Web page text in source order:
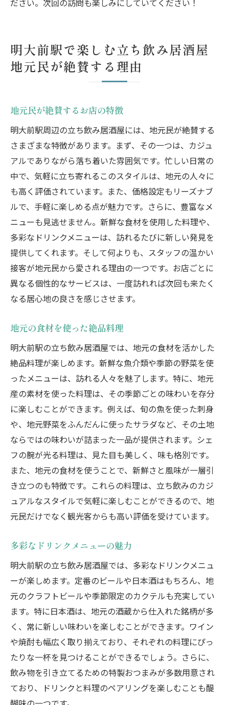
ださい。次回の訪問も楽しみにしていてください！
明大前駅で楽しむ立ち飲み居酒屋
地元民が絶賛する理由
地元民が絶賛するお店の特徴
明大前駅周辺の立ち飲み居酒屋には、地元民が絶賛する
さまざまな特徴があります。まず、その一つは、カジュ
アルでありながら落ち着いた雰囲気です。忙しい日常の
中で、気軽に立ち寄れるこのスタイルは、地元の人々に
も高く評価されています。また、価格設定もリーズナブ
ルで、手軽に楽しめる点が魅力です。さらに、豊富なメ
ニューも見逃せません。新鮮な食材を使用した料理や、
多彩なドリンクメニューは、訪れるたびに新しい発見を
提供してくれます。そして何よりも、スタッフの温かい
接客が地元民から愛される理由の一つです。お店ごとに
異なる個性的なサービスは、一度訪れれば次回も来たく
なる居心地の良さを感じさせます。
地元の食材を使った絶品料理
明大前駅の立ち飲み居酒屋では、地元の食材を活かした
絶品料理が楽しめます。新鮮な魚介類や季節の野菜を使
ったメニューは、訪れる人々を魅了します。特に、地元
産の素材を使った料理は、その季節ごとの味わいを存分
に楽しむことができます。例えば、旬の魚を使った刺身
や、地元野菜をふんだんに使ったサラダなど、その土地
ならではの味わいが詰まった一品が提供されます。シェ
フの腕が光る料理は、見た目も美しく、味も格別です。
また、地元の食材を使うことで、新鮮さと風味が一層引
き立つのも特徴です。これらの料理は、立ち飲みのカジ
ュアルなスタイルで気軽に楽しむことができるので、地
元民だけでなく観光客からも高い評価を受けています。
多彩なドリンクメニューの魅力
明大前駅の立ち飲み居酒屋では、多彩なドリンクメニュ
ーが楽しめます。定番のビールや日本酒はもちろん、地
元のクラフトビールや季節限定のカクテルも充実してい
ます。特に日本酒は、地元の酒蔵から仕入れた銘柄が多
く、常に新しい味わいを楽しむことができます。ワイン
や焼酎も幅広く取り揃えており、それぞれの料理にぴっ
たりな一杯を見つけることができるでしょう。さらに、
飲み物を引き立てるための特製おつまみが多数用意され
ており、ドリンクと料理のペアリングを楽しむことも醍